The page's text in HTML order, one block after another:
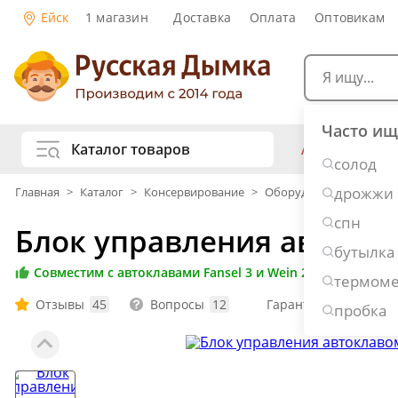
Ейск 1 магазин Доставка Оплата Оптовикам
Часто
солод
дрожжи
спн
бутылка
пробка
Каталог товаров
Копчение и колбасы
Дубовые бочки и кадки
Пивоварение
АКЦИИ
Рецепты
Виски
Ром
Джин
Наливки и
Главная > Каталог > Консервирование > Оборудование для
Блок управления
Совместим с автоклавами Fansel 3 и Wein 2
Отзывы 45 Вопросы 12 Гарантия: 12 месяцев